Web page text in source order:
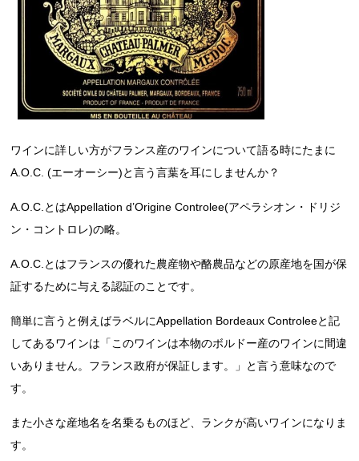
ワインに詳しい方がフランス産のワインについて語る時にたまに
A.O.C. (エーオーシー)と言う言葉を耳にしませんか？
A.O.C.とはAppellation d’Origine Controlee(アペラシオン・ドリジ
ン・コントロレ)の略。
A.O.C.とはフランスの優れた農産物や酪農品などの原産地を国が保
証するために与える認証のことです。
簡単に言うと例えばラベルにAppellation Bordeaux Controleeと記
してあるワインは「このワインは本物のボルドー産のワインに間違
いありません。フランス政府が保証します。」と言う意味なので
す。
また小さな産地名を名乗るものほど、ランクが高いワインになりま
す。